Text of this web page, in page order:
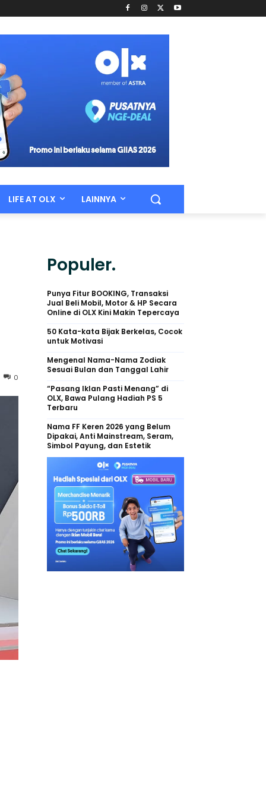
LIFE AT OLX LAINNYA
0
Populer.
Punya Fitur BOOKING, Transaksi
Jual Beli Mobil, Motor & HP Secara
Online di OLX Kini Makin Tepercaya
50 Kata-kata Bijak Berkelas, Cocok
untuk Motivasi
Mengenal Nama-Nama Zodiak
Sesuai Bulan dan Tanggal Lahir
“Pasang Iklan Pasti Menang” di
OLX, Bawa Pulang Hadiah PS 5
Terbaru
Nama FF Keren 2026 yang Belum
Dipakai, Anti Mainstream, Seram,
Simbol Payung, dan Estetik